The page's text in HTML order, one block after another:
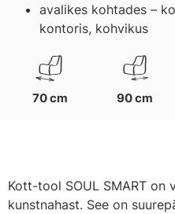
avalikes kohtades –
kontoris, kohvikus
70 cm 90 cm
Kott-tool SOUL SMART on
kunstnahast. See on